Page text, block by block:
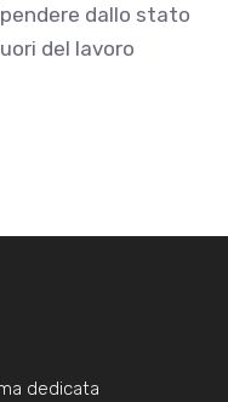
dallo stato
del lavoro
dedicata